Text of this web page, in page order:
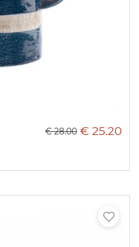
€ 25.20
€ 28.00